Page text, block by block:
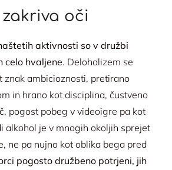
oči
aktivnosti so v družbi
celo hvaljene. Deloholizem se
znak ambicioznosti, pretirano
in hrano kot disciplina, čustveno
pogost pobeg v videoigre pa kot
alkohol je v mnogih okoljih sprejet
ne pa nujno kot oblika bega pred
pogosto družbeno potrjeni, jih